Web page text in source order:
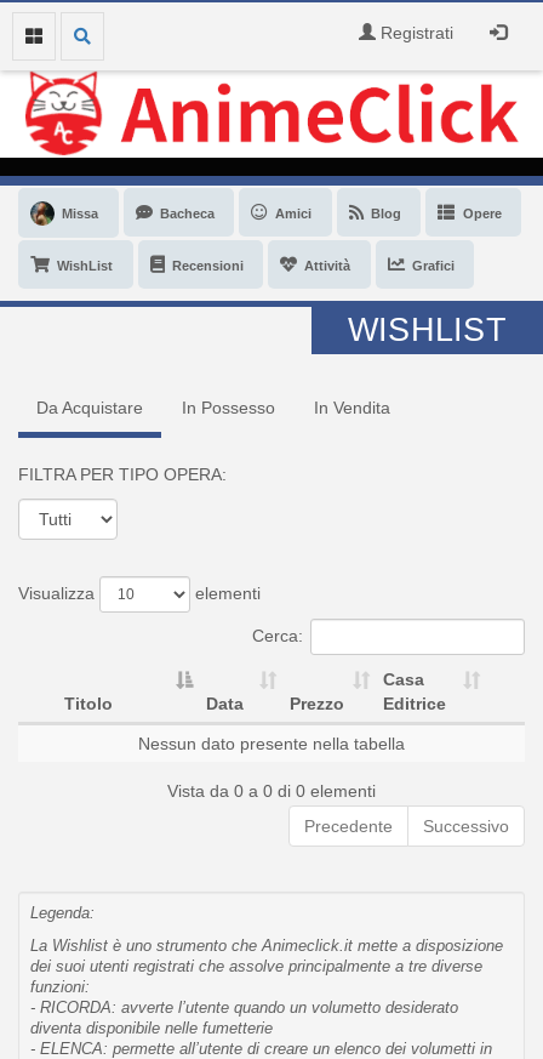
Registrati
Missa Bacheca Amici Blog Opere
WishList Recensioni Attività Grafici
WISHLIST
Da Acquistare In Possesso In Vendita
FILTRA PER TIPO OPERA:
Visualizza elementi
Cerca:
Titolo Data Prezzo
Casa
Editrice
Nessun dato presente nella tabella
Vista da 0 a 0 di 0 elementi
Precedente
Successivo
Legenda:
La Wishlist è uno strumento che Animeclick.it mette a disposizione
dei suoi utenti registrati che assolve principalmente a tre diverse
funzioni:
- RICORDA: avverte l’utente quando un volumetto desiderato
diventa disponibile nelle fumetterie
- ELENCA: permette all’utente di creare un elenco dei volumetti in